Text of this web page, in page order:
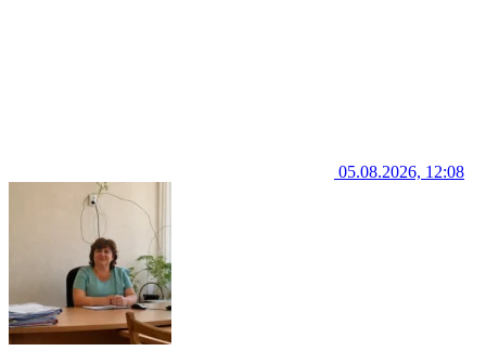
05.08.2026, 12:08